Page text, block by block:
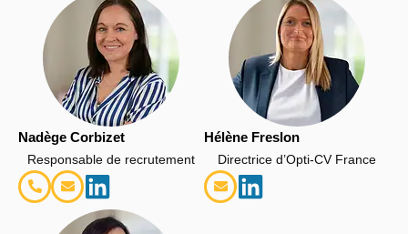
Nadège Corbizet
Responsable de recrutement
Hélène Freslon
Directrice d’Opti-CV France